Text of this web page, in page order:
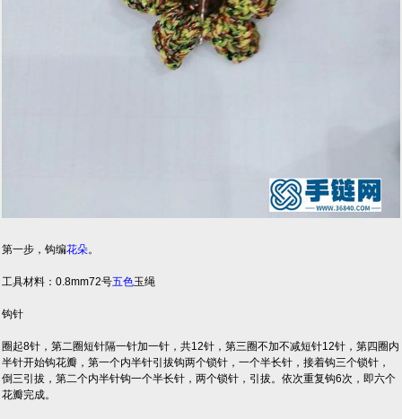
第一步，钩编花朵。
工具材料：0.8mm72号五色玉绳
钩针
圈起8针，第二圈短针隔一针加一针，共12针，第三圈不加不减短针12针，第四圈内
半针开始钩花瓣，第一个内半针引拔钩两个锁针，一个半长针，接着钩三个锁针，
倒三引拔，第二个内半针钩一个半长针，两个锁针，引拔。依次重复钩6次，即六个
花瓣完成。